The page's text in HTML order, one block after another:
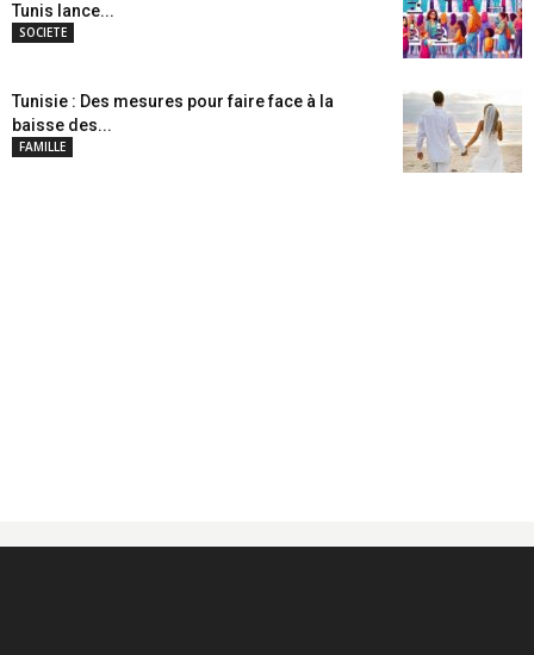
Tunis lance...
SOCIETE
Tunisie : Des mesures pour faire face à la
baisse des...
FAMILLE